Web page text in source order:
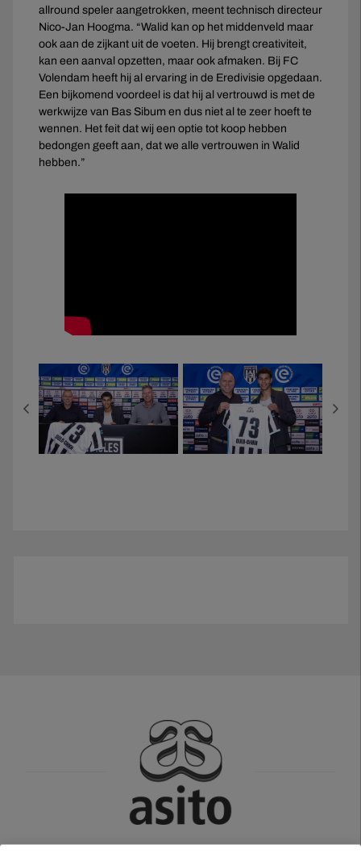
allround speler aangetrokken, meent technisch directeur
Nico-Jan Hoogma. “Walid kan op het middenveld maar
ook aan de zijkant uit de voeten. Hij brengt creativiteit,
kan een aanval opzetten, maar ook afmaken. Bij FC
Volendam heeft hij al ervaring in de Eredivisie opgedaan.
Een bijkomend voordeel is dat hij al vertrouwd is met de
werkwijze van Bas Sibum en dus niet al te zeer hoeft te
wennen. Het feit dat wij een optie tot koop hebben
bedongen geeft aan, dat we alle vertrouwen in Walid
hebben.”